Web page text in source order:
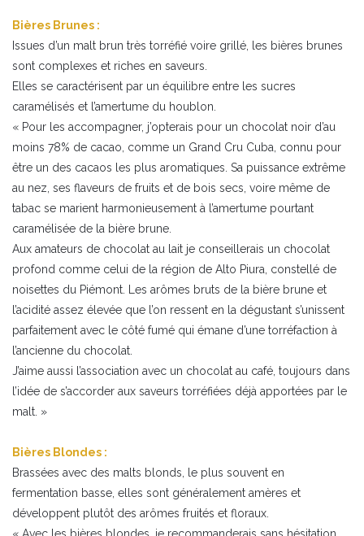
Bières Brunes :
Issues d’un malt brun très torréfié voire grillé, les bières brunes
sont complexes et riches en saveurs.
Elles se caractérisent par un équilibre entre les sucres
caramélisés et l’amertume du houblon.
« Pour les accompagner, j’opterais pour un chocolat noir d’au
moins 78% de cacao, comme un Grand Cru Cuba, connu pour
être un des cacaos les plus aromatiques. Sa puissance extrême
au nez, ses flaveurs de fruits et de bois secs, voire même de
tabac se marient harmonieusement à l’amertume pourtant
caramélisée de la bière brune.
Aux amateurs de chocolat au lait je conseillerais un chocolat
profond comme celui de la région de Alto Piura, constellé de
noisettes du Piémont. Les arômes bruts de la bière brune et
l’acidité assez élevée que l’on ressent en la dégustant s’unissent
parfaitement avec le côté fumé qui émane d’une torréfaction à
l’ancienne du chocolat.
J’aime aussi l’association avec un chocolat au café, toujours dans
l’idée de s’accorder aux saveurs torréfiées déjà apportées par le
malt. »
Bières Blondes :
Brassées avec des malts blonds, le plus souvent en
fermentation basse, elles sont généralement amères et
développent plutôt des arômes fruités et floraux.
« Avec les bières blondes, je recommanderais sans hésitation